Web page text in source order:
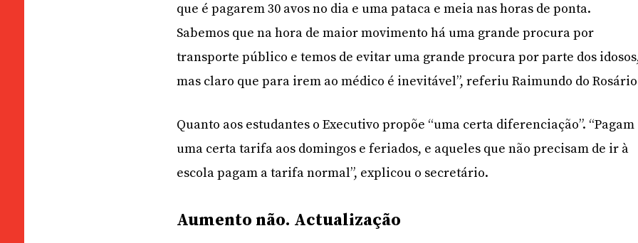
que é pagarem 30 avos no dia e uma pataca e meia nas horas de ponta.
Sabemos que na hora de maior movimento há uma grande procura por
transporte público e temos de evitar uma grande procura por parte dos
mas claro que para irem ao médico é inevitável”, referiu Raimundo do
Quanto aos estudantes o Executivo propõe “uma certa diferenciação”. “Pagam
uma certa tarifa aos domingos e feriados, e aqueles que não precisam de ir à
escola pagam a tarifa normal”, explicou o secretário.
Aumento não. Actualização